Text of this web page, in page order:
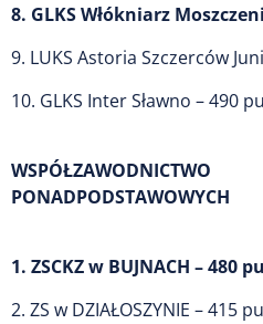
8. GLKS Włókniarz
9. LUKS Astoria Szczerców
10. GLKS Inter Sławno – 490
PONADPODSTAWOWYCH
1. ZSCKZ w BUJNACH – 480
2. ZS w DZIAŁOSZYNIE – 415